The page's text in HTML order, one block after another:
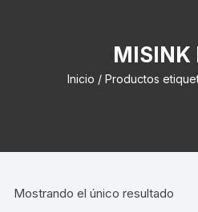
MISINK
Inicio / Productos
Mostrando el único resultado